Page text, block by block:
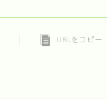
URLをコピー